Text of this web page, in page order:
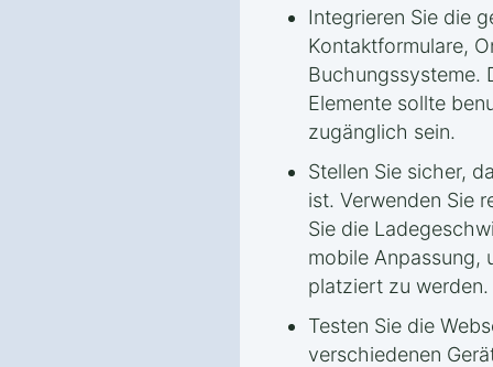
Integrieren Sie die
Kontaktformulare,
Buchungssysteme.
Elemente sollte
zugänglich sein.
Stellen Sie sicher,
ist. Verwenden Sie
Sie die
mobile Anpassung,
platziert zu werden.
Testen Sie die
verschiedenen